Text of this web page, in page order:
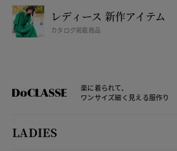
レディース 新作アイテム
カタログ掲載商品
楽に着られて、
ワンサイズ細く見える服作り
LADIES